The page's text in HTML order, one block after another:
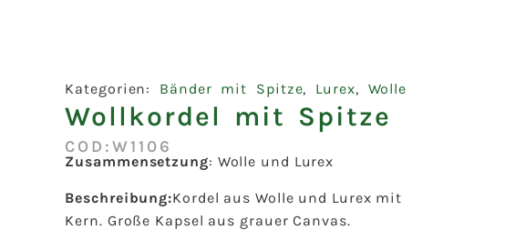
Kategorien: Bänder mit Spitze, Lurex, Wolle
Wollkordel mit Spitze
COD:W1106
Zusammensetzung: Wolle und Lurex
Beschreibung:Kordel aus Wolle und Lurex mit
Kern. Große Kapsel aus grauer Canvas.